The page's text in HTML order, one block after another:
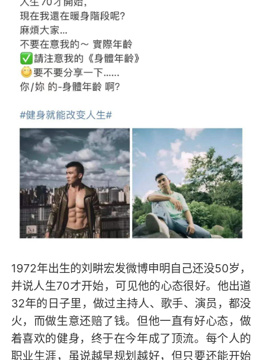
1972年出生的刘畊宏发微博申明自己还没50岁，
并说人生70才开始，可见他的心态很好。他出道
32年的日子里，做过主持人、歌手、演员，都没
火，而做生意还赔了钱。但他一直有好心态，做
着喜欢的健身，终于在今年成了顶流。每个人的
职业生涯，虽说越早规划越好，但只要还能开始